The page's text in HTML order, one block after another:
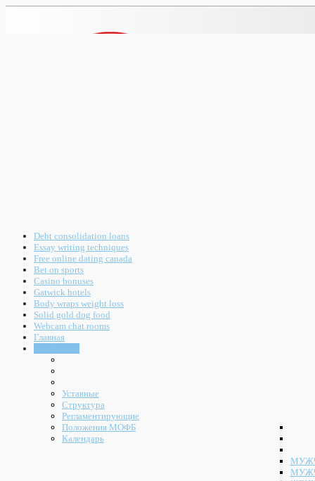
Debt consolidation loans
Essay writing techniques
Free online dating canada
Bet on sports
Casino bonuses
Gatwick hotels
Body wraps weight loss
Solid gold dog food
Webcam chat rooms
Главная
Уставные
Структура
Регламентирующие
Положения МОФБ
Календарь